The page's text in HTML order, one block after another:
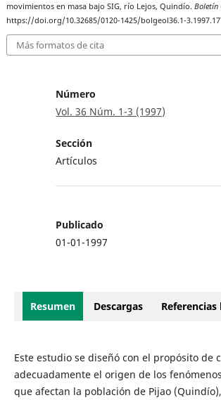
movimientos en masa bajo SIG, río Lejos, Quindío.Boletín
https://doi.org/10.32685/0120-1425/bolgeol36.1-
Más formatos de cita
Número
Vol. 36 Núm. 1-3 (1997)
Sección
Artículos
Publicado
01-01-1997
Resumen Descargas
Este estudio se diseñó con el propósito de
adecuadamente el origen de los
que afectan la población de Pijao